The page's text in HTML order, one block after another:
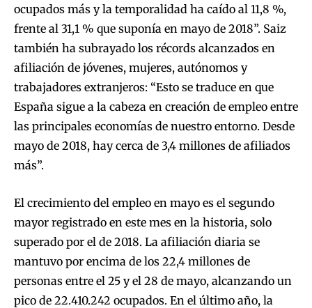
ocupados más y la temporalidad ha caído al 11,8 %,
frente al 31,1 % que suponía en mayo de 2018”. Saiz
también ha subrayado los récords alcanzados en
afiliación de jóvenes, mujeres, autónomos y
trabajadores extranjeros: “Esto se traduce en que
España sigue a la cabeza en creación de empleo entre
las principales economías de nuestro entorno. Desde
mayo de 2018, hay cerca de 3,4 millones de afiliados
más”.
El crecimiento del empleo en mayo es el segundo
mayor registrado en este mes en la historia, solo
superado por el de 2018. La afiliación diaria se
mantuvo por encima de los 22,4 millones de
personas entre el 25 y el 28 de mayo, alcanzando un
pico de 22.410.242 ocupados. En el último año, la